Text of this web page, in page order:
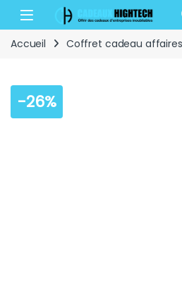
Skip to navigation
Skip to content
Open
Accueil Coffret cadeau
-26%